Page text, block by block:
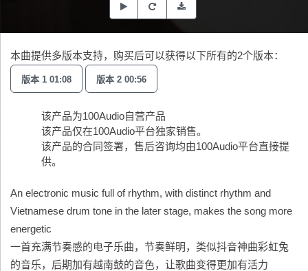
本曲提供多版本支持，购买后可以获得以下所有的2个版本：
版本 1 01:08 版本 2 00:56
该产品为100Audio自营产品
该产品仅在100Audio平台独家销售。
该产品的合同签署，售后咨询均由100Audio平台直接提
供。
An electronic music full of rhythm, with distinct rhythm and
Vietnamese drum tone in the later stage, makes the song more
energetic
一首充满节奏感的电子乐曲，节奏鲜明，类似抖音神曲彩虹兔
的音乐，后期加有越南鼓的音色，让歌曲变得更加有活力